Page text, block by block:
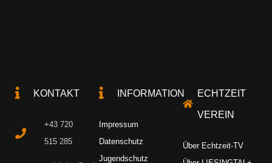
KONTAKT
+43 720
515 285
INFORMATION
Impressum
Datenschutz
Jugendschutz
ECHTZEIT
VEREIN
Über Echtzeit-TV